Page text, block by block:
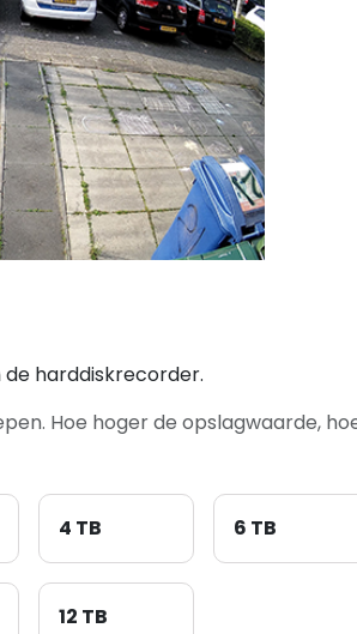
harddiskrecorder.
Hoe hoger de opslagwaarde,
4 TB 6 TB
12 TB